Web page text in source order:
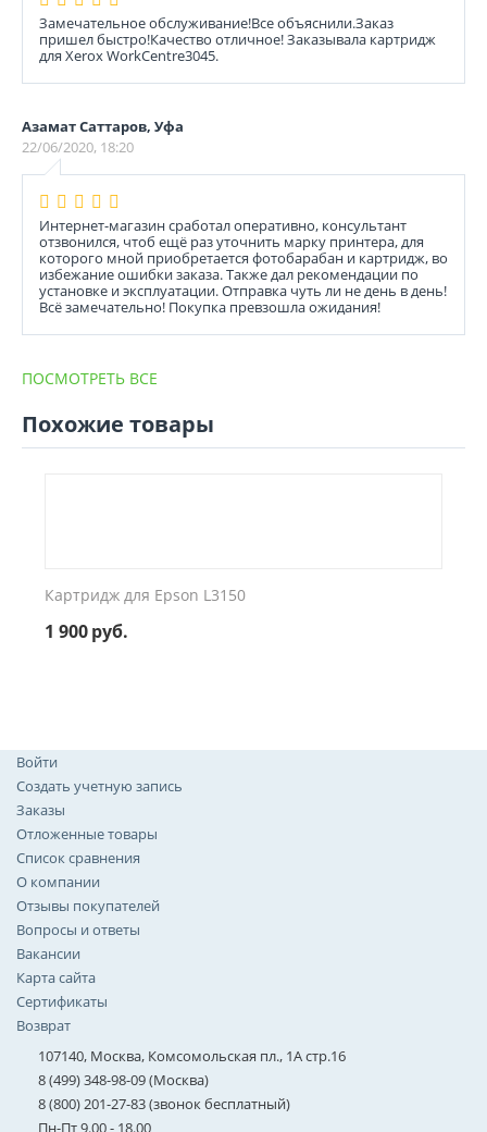
Замечательное обслуживание!Все объяснили.Заказ
пришел быстро!Качество отличное! Заказывала картридж
для Xerox WorkCentre3045.
Азамат Саттаров, Уфа
22/06/2020, 18:20
Интернет-магазин сработал оперативно, консультант
отзвонился, чтоб ещё раз уточнить марку принтера, для
которого мной приобретается фотобарабан и картридж, во
избежание ошибки заказа. Также дал рекомендации по
установке и эксплуатации. Отправка чуть ли не день в день!
Всё замечательно! Покупка превзошла ожидания!
ПОСМОТРЕТЬ ВСЕ
Похожие товары
Картридж для Epson L3150
1 900руб.
Войти
Создать учетную запись
Заказы
Отложенные товары
Список сравнения
О компании
Отзывы покупателей
Вопросы и ответы
Вакансии
Карта сайта
Сертификаты
Возврат
107140, Москва, Комсомольская пл., 1А стр.16
8 (499) 348-98-09 (Москва)
8 (800) 201-27-83 (звонок бесплатный)
Пн-Пт 9.00 - 18.00